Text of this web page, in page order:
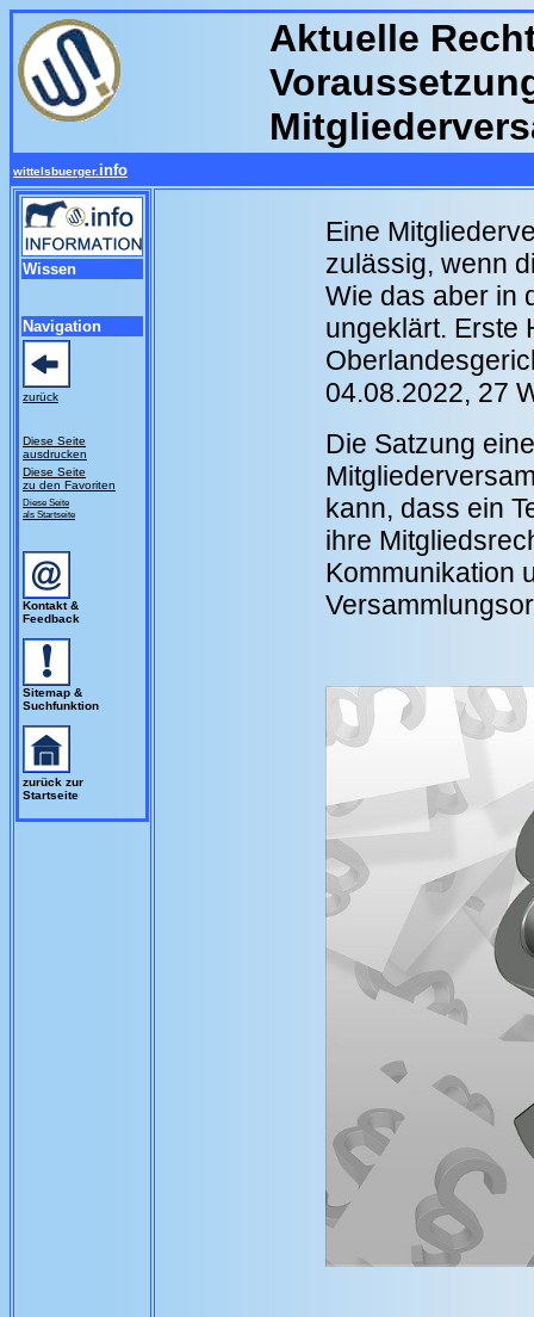
Aktuelle
wittelsbuerger. info
Wissen
Navigation
zurück
Diese Seite
ausdrucken
Diese Seite
zu den Favoriten
Diese Seite
als Startseite
Kontakt &
Feedback
Sitemap &
Suchfunktion
zurück zur
Startseite
Eine
zulässig, wenn
Wie das aber in
ungeklärt. Erste
04.08.2022, 27
Die Satzung
kann, dass ein
ihre
Kommunikation